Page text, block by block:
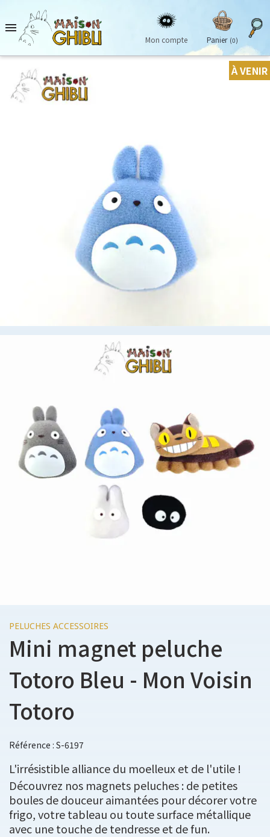

Mon compte Panier (0)
À VENIR
PELUCHES ACCESSOIRES
Mini magnet peluche
Totoro Bleu - Mon Voisin
Totoro
Référence : S-6197
L'irrésistible alliance du moelleux et de l'utile !
Découvrez nos magnets peluches : de petites
boules de douceur aimantées pour décorer votre
frigo, votre tableau ou toute surface métallique
avec une touche de tendresse et de fun.